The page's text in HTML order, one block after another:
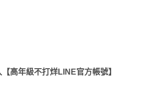
高年級不打烊LINE官方帳號】